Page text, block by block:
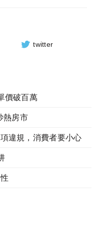
twitter
價破百萬
熱房市
違規，消費者要小心